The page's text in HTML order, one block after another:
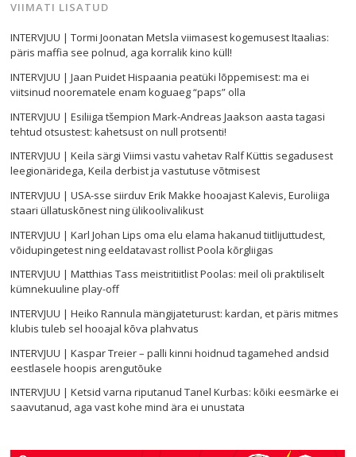
VIIMATI LISATUD
INTERVJUU | Tormi Joonatan Metsla viimasest kogemusest Itaalias:
päris maffia see polnud, aga korralik kino küll!
INTERVJUU | Jaan Puidet Hispaania peatüki lõppemisest: ma ei
viitsinud noorematele enam koguaeg “paps” olla
INTERVJUU | Esiliiga tšempion Mark-Andreas Jaakson aasta tagasi
tehtud otsustest: kahetsust on null protsenti!
INTERVJUU | Keila särgi Viimsi vastu vahetav Ralf Küttis segadusest
leegionäridega, Keila derbist ja vastutuse võtmisest
INTERVJUU | USA-sse siirduv Erik Makke hooajast Kalevis, Euroliiga
staari üllatuskõnest ning ülikoolivalikust
INTERVJUU | Karl Johan Lips oma elu elama hakanud tiitlijuttudest,
võidupingetest ning eeldatavast rollist Poola kõrgliigas
INTERVJUU | Matthias Tass meistritiitlist Poolas: meil oli praktiliselt
kümnekuuline play-off
INTERVJUU | Heiko Rannula mängijateturust: kardan, et päris mitmes
klubis tuleb sel hooajal kõva plahvatus
INTERVJUU | Kaspar Treier – palli kinni hoidnud tagamehed andsid
eestlasele hoopis arengutõuke
INTERVJUU | Ketsid varna riputanud Tanel Kurbas: kõiki eesmärke ei
saavutanud, aga vast kohe mind ära ei unustata